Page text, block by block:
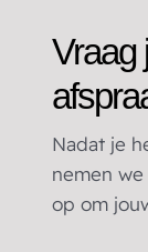
Vraag
Nadat je
nemen
op om